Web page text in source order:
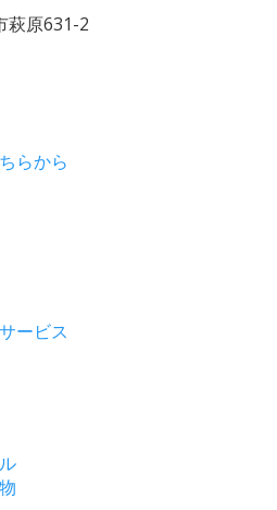
萩原631-2
らから
ービス